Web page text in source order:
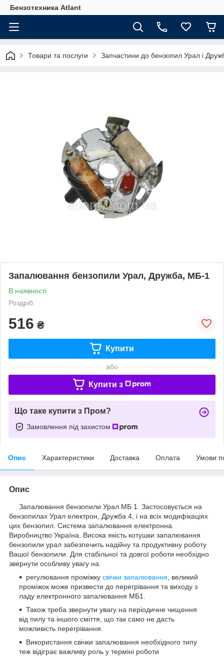
Бензотехника Atlant
Товари та послуги Запчастини до бензопил Урал і
Запалювання бензопили Урал, Дружба, МБ-1
В наявності
Роздріб
516 ₴
Купити
або
Купити з
Що таке купити з Пром?
Замовлення під захистом
Опис Характеристики Доставка Оплата Умови
Опис
Запалювання бензопили Урал МБ 1. Застосовується на
бензопилах Урал електрон, Дружба 4, і на всіх модифікаціях
цих бензопил. Система запалювання електронна.
Виробництво Україна. Висока якість котушки запалювання
бензопили урал забезпечить надійну та продуктивну роботу
Вашої бензопили. Для стабільної та довгої роботи необхідно
звернути особливу увагу на:
регулювання проміжку свічки запалювання , великий
проміжок може призвести до перегрівання та виходу з
ладу електронного запалювання МБ1.
Також треба звернути увагу на періодичне чищення
від пилу та іншого сміття, що так само не дасть
можливість перегрівання.
Використання свічки запалювання необхідного типу
теж відіграє важливу роль у терміні роботи